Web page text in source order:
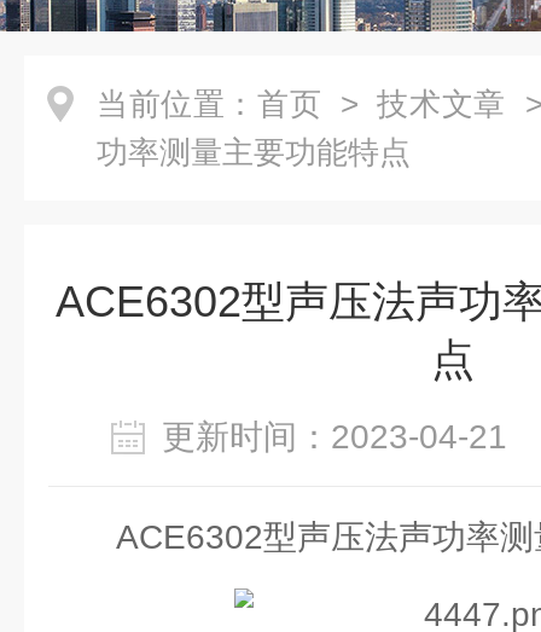
当前位置： 首页 > 技术文章
功率测量主要功能特点
ACE6302型声压法声功
点
更新时间：2023-04-
ACE6302型声压法声功率